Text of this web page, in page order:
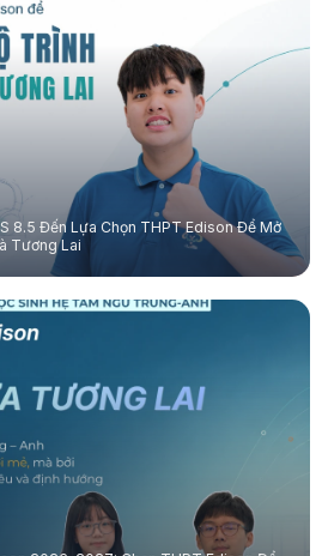
8.5 Đến Lựa Chọn THPT Edison Để Mở
Tương Lai